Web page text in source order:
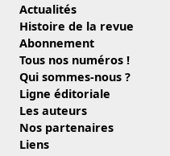
Actualités
Histoire de la revue
Abonnement
Tous nos numéros !
Qui sommes-nous ?
Ligne éditoriale
Les auteurs
Nos partenaires
Liens